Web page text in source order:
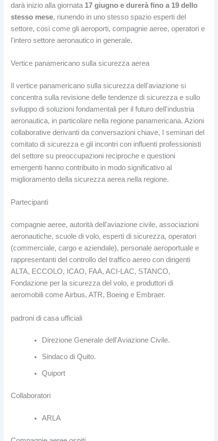
darà inizio alla giornata 17 giugno e durerà fino a 19 dello
stesso mese, riunendo in uno stesso spazio esperti del
settore, così come gli aeroporti, compagnie aeree, operatori e
l'intero settore aeronautico in generale.
Vertice panamericano sulla sicurezza aerea
Il vertice panamericano sulla sicurezza dell'aviazione si
concentra sulla revisione delle tendenze di sicurezza e sullo
sviluppo di soluzioni fondamentali per il futuro dell'industria
aeronautica, in particolare nella regione panamericana. Azioni
collaborative derivanti da conversazioni chiave, I seminari del
comitato di sicurezza e gli incontri con influenti professionisti
del settore su preoccupazioni reciproche e questioni
emergenti hanno contribuito in modo significativo al
miglioramento della sicurezza aerea nella regione.
Partecipanti
compagnie aeree, autorità dell'aviazione civile, associazioni
aeronautiche, scuole di volo, esperti di sicurezza, operatori
(commerciale, cargo e aziendale), personale aeroportuale e
rappresentanti del controllo del traffico aereo con dirigenti
ALTA, ECCOLO, ICAO, FAA, ACI-LAC, STANCO,
Fondazione per la sicurezza del volo, e produttori di
aeromobili come Airbus, ATR, Boeing e Embraer.
padroni di casa ufficiali
Direzione Generale dell'Aviazione Civile.
Sindaco di Quito.
Quiport
Collaboratori
ARLA